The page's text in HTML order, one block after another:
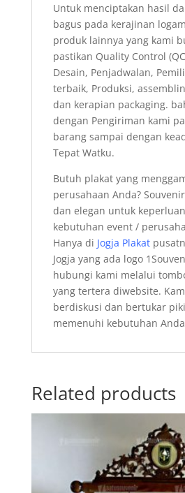
Untuk menciptakan hasil
bagus pada kerajinan
produk lainnya yang kami
pastikan Quality Control
Desain, Penjadwalan,
terbaik, Produksi,
dan kerapian packaging.
dengan Pengiriman kami
barang sampai dengan
Tepat Watku.
Butuh plakat yang
perusahaan Anda?
dan elegan untuk
kebutuhan event /
Hanya di Jogja Plakat
Jogja yang ada logo
hubungi kami melalui
yang tertera diwebsite.
berdiskusi dan bertukar
memenuhi kebutuhan
Related products